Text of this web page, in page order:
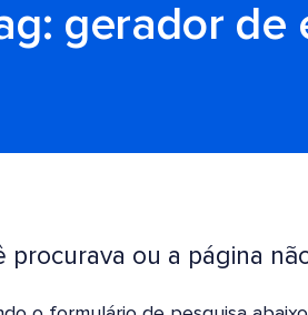
gerador de
ou a página